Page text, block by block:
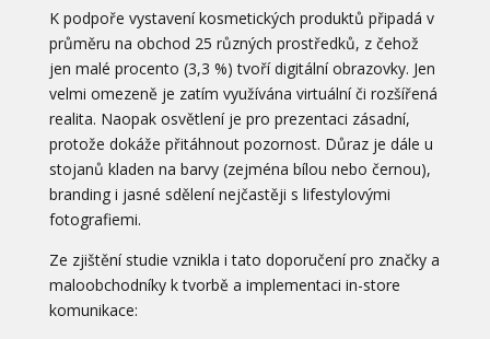
K podpoře vystavení kosmetických produktů připadá v
průměru na obchod 25 různých prostředků, z čehož
jen malé procento (3,3 %) tvoří digitální obrazovky. Jen
velmi omezeně je zatím využívána virtuální či rozšířená
realita. Naopak osvětlení je pro prezentaci zásadní,
protože dokáže přitáhnout pozornost. Důraz je dále u
stojanů kladen na barvy (zejména bílou nebo černou),
branding i jasné sdělení nejčastěji s lifestylovými
fotografiemi.
Ze zjištění studie vznikla i tato doporučení pro značky a
maloobchodníky k tvorbě a implementaci in-store
komunikace: